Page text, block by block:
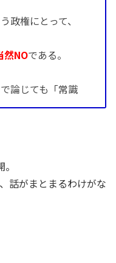
政権にとって、
然NOである。
論じても「常識
話がまとまるわけがな